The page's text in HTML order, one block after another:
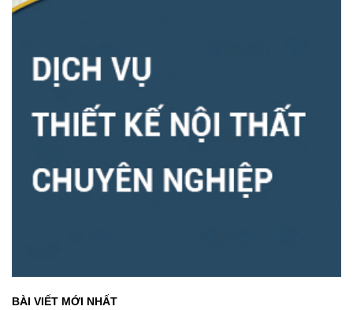
BÀI VIẾT MỚI NHẤT